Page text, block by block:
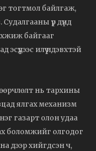
тогтмол байлгаж,
үр дүнд
байгааг
эсүүдээс илүү идэвхтэй
нь тархины
ялгах механизм
газарт олон удаа
боломжийг олгодог
дээр хийгдсэн ч,